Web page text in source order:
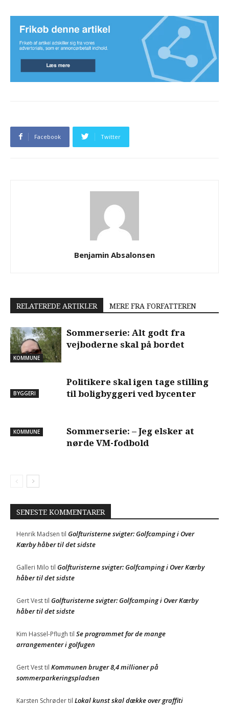
Facebook Twitter
Benjamin Absalonsen
RELATEREDE ARTIKLER MERE FRA FORFATTEREN
KOMMUNE
Sommerserie: Alt godt fra
vejboderne skal på bordet
BYGGERI
Politikere skal igen tage stilling
til boligbyggeri ved bycenter
KOMMUNE
Sommerserie: – Jeg elsker at
nørde VM-fodbold
SENESTE KOMMENTARER
Henrik Madsen til Golfturisterne svigter: Golfcamping i Over
Kærby håber til det sidste
Galleri Milo til Golfturisterne svigter: Golfcamping i Over Kærby
håber til det sidste
Gert Vesttil Golfturisterne svigter: Golfcamping i Over Kærby
håber til det sidste
Kim Hassel-Pflugh til Se programmet for de mange
arrangementer i golfugen
Gert Vesttil Kommunen bruger 8,4 millioner på
sommerparkeringspladsen
Karsten Schrødertil Lokal kunst skal dække over graffiti